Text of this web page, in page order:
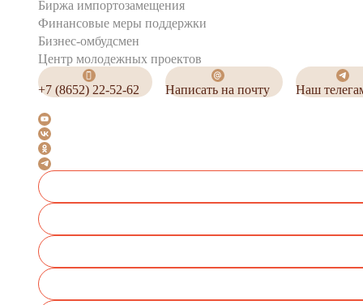
Биржа импортозамещения
Финансовые меры поддержки
Бизнес-омбудсмен
Центр молодежных проектов
+7 (8652) 22-52-62 Написать на почту Наш